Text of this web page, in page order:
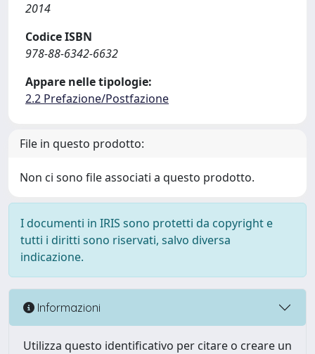
2014
Codice ISBN
978-88-6342-6632
Appare nelle tipologie:
2.2 Prefazione/Postfazione
File in questo prodotto:
Non ci sono file associati a questo prodotto.
I documenti in IRIS sono protetti da copyright e
tutti i diritti sono riservati, salvo diversa
indicazione.
Informazioni
Utilizza questo identificativo per citare o creare un